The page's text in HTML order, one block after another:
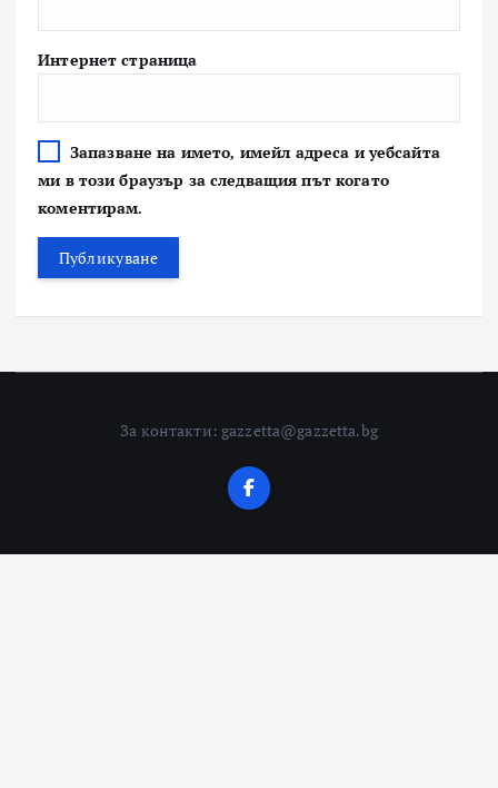
Интернет страница
Запазване на името, имейл адреса и уебсайта
ми в този браузър за следващия път когато
коментирам.
За контакти: gazzetta@gazzetta.bg